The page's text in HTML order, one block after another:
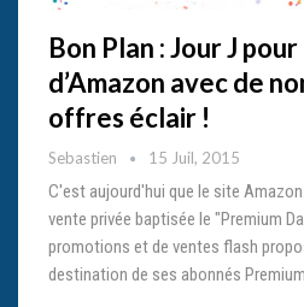
Bon Plan : Jour J
d’Amazon avec de
offres éclair !
Sebastien 15 Juil, 2015
C'est aujourd'hui que le site
vente privée baptisée le "Premium
promotions et de ventes flash
destination de ses abonnés